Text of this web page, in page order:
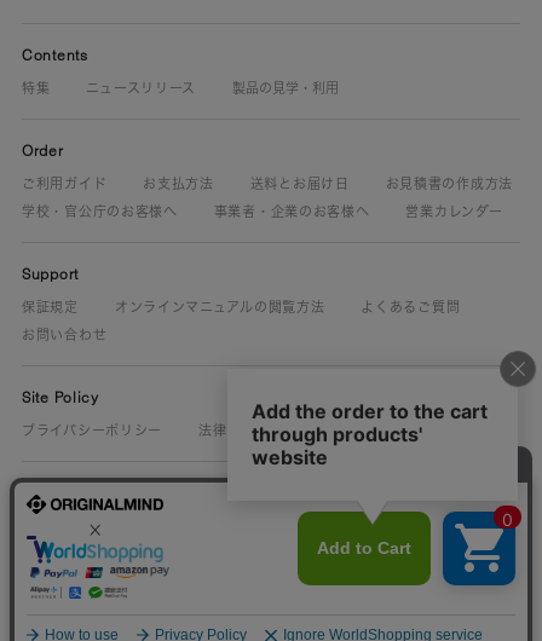
Contents
特集 ニュースリリース 製品の見学・利用
Order
ご利用ガイド お支払方法 送料とお届け日
お見積書の作成方法
学校・官公庁のお客様へ
事業者・企業のお客様へ 営業カレンダー
Support
保証規定 オンラインマニュアルの閲覧方法
よくあるご質問
お問い合わせ
Site Policy
プライバシーポリシー 法律に基づく表示
About Us
ORIGINALMIND.CO.JP
25th Let makers make.
ものづくり文化展
MISSIONMIND 採用情報
© ORIGINALMIND Inc. All Rights Reserved.